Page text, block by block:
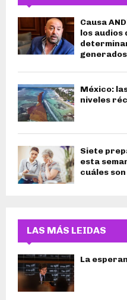
Causa
los audios
México:
niveles
Siete
esta
cuáles
LAS MÁS LEIDAS
La